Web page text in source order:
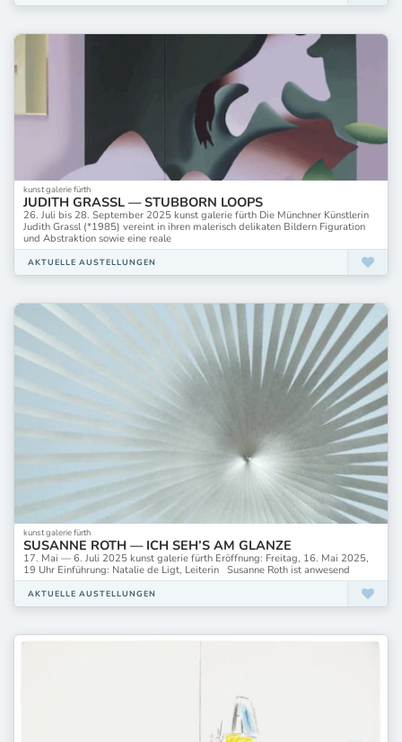
kunst galerie fürth
JUDITH GRASSL — STUBBORN LOOPS
26. Juli bis 28. September 2025 kunst galerie fürth Die Münchner Künstlerin
Judith Grassl (*1985) vereint in ihren malerisch delikaten Bildern Figuration
und Abstraktion sowie eine reale
AKTUELLE AUSTELLUNGEN
kunst galerie fürth
SUSANNE ROTH — ICH SEH’S AM GLANZE
17. Mai — 6. Juli 2025 kunst galerie fürth Eröffnung: Freitag, 16. Mai 2025,
19 Uhr Einführung: Natalie de Ligt, Leiterin Susanne Roth ist anwesend
AKTUELLE AUSTELLUNGEN